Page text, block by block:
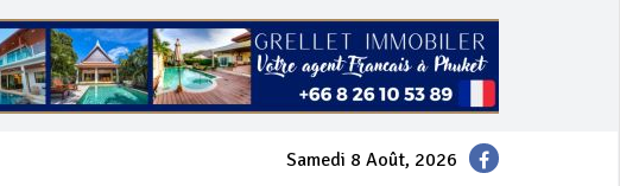
Samedi 8 Août, 2026